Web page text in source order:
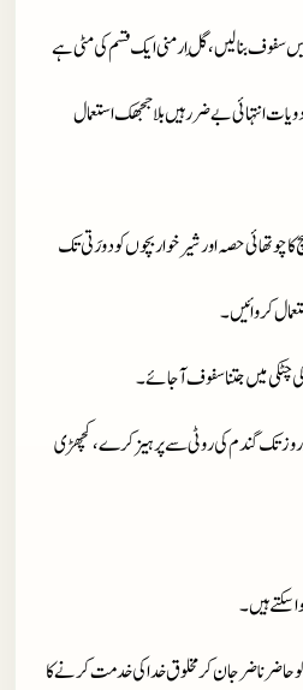
سفوف بنا لیں ،گِل ارمنی ایک قسم کی مٹی ہے
انتہائی بے ضرر ہیں بلا ججھک استعمال
چوتھائی حصہ اور شیر خوار بچوں کو دو رَتی تک
کروائیں۔
کی چٹکی میں جتنا سفوف آجائے۔
روز تک گندم کی روٹی سے پرہیز کرے ،کچھڑی
سکتے ہیں۔
حاضر ناضر جان کر مخلوق خدا کی خدمت کرنے کا